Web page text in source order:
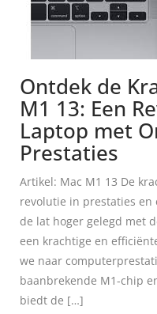
Ontdek de
M1 13: Een
Laptop met
Prestaties
Artikel: Mac M1 13 De
revolutie in prestaties
de lat hoger gelegd met
een krachtige en
we naar
baanbrekende M1-chip
biedt de […]